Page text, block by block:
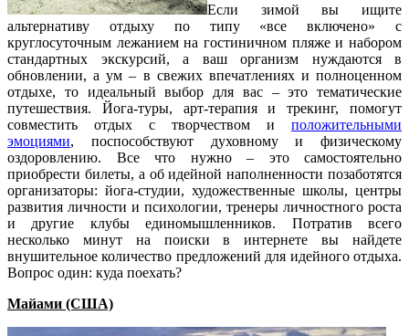
Если зимой вы ищите
альтернативу отдыху по типу «все включено» с
круглосуточным лежанием на гостиничном пляже и набором
стандартных экскурсий, а ваш организм нуждаются в
обновлении, а ум – в свежих впечатлениях и полноценном
отдыхе, то идеальный выбор для вас – это тематические
путешествия. Йога-туры, арт-терапия и трекинг, помогут
совместить отдых с творчеством и положительными
эмоциями, поспособствуют духовному и физическому
оздоровлению. Все что нужно – это самостоятельно
приобрести билеты, а об идейной наполненности позаботятся
организаторы: йога-студии, художественные школы, центры
развития личности и психологии, тренеры личностного роста
и другие клубы единомышленников. Потратив всего
несколько минут на поиски в интернете вы найдете
внушительное количество предложений для идейного отдыха.
Вопрос один: куда поехать?
Майами (США)